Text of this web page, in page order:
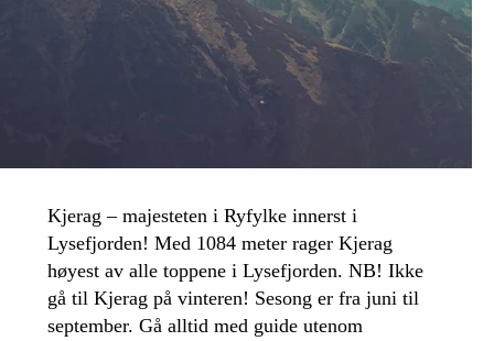
Kjerag – majesteten i Ryfylke innerst i
Lysefjorden! Med 1084 meter rager Kjerag
høyest av alle toppene i Lysefjorden. NB! Ikke
gå til Kjerag på vinteren! Sesong er fra juni til
september. Gå alltid med guide utenom